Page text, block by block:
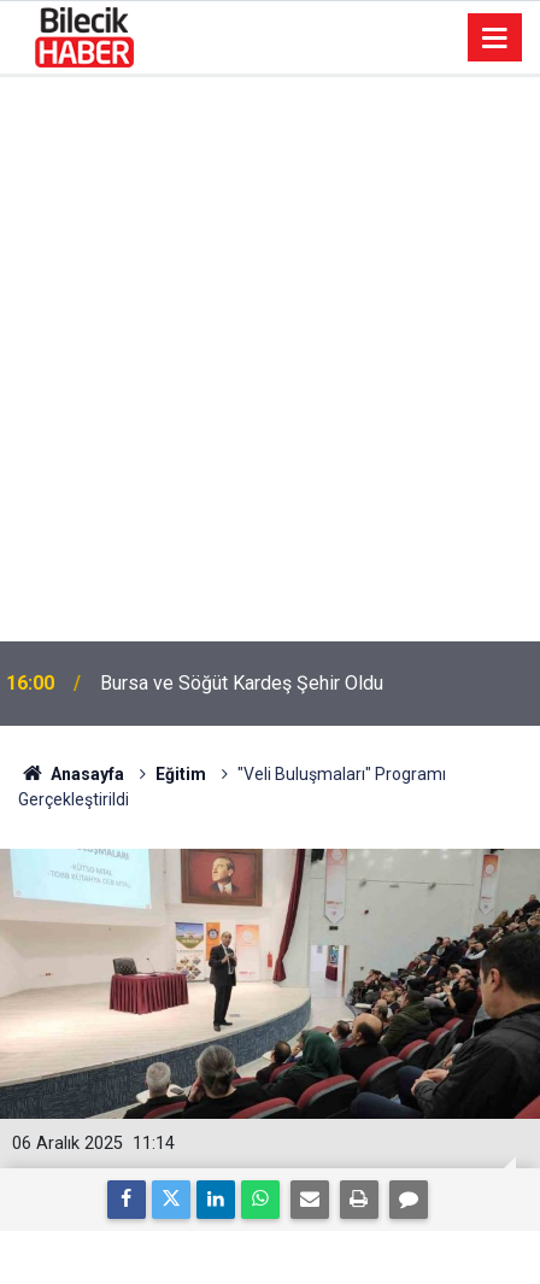
16:00 Bursa ve Söğüt Kardeş Şehir Oldu
Anasayfa Eğitim
"Veli Buluşmaları" Programı
Gerçekleştirildi
11:14
06 Aralık 2025